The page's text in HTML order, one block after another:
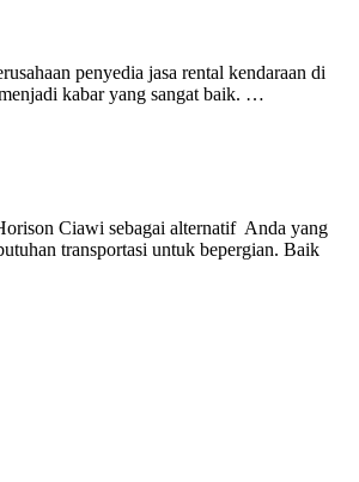
penyedia jasa rental kendaraan di
kabar yang sangat baik. …
Ciawi sebagai alternatif Anda yang
transportasi untuk bepergian. Baik